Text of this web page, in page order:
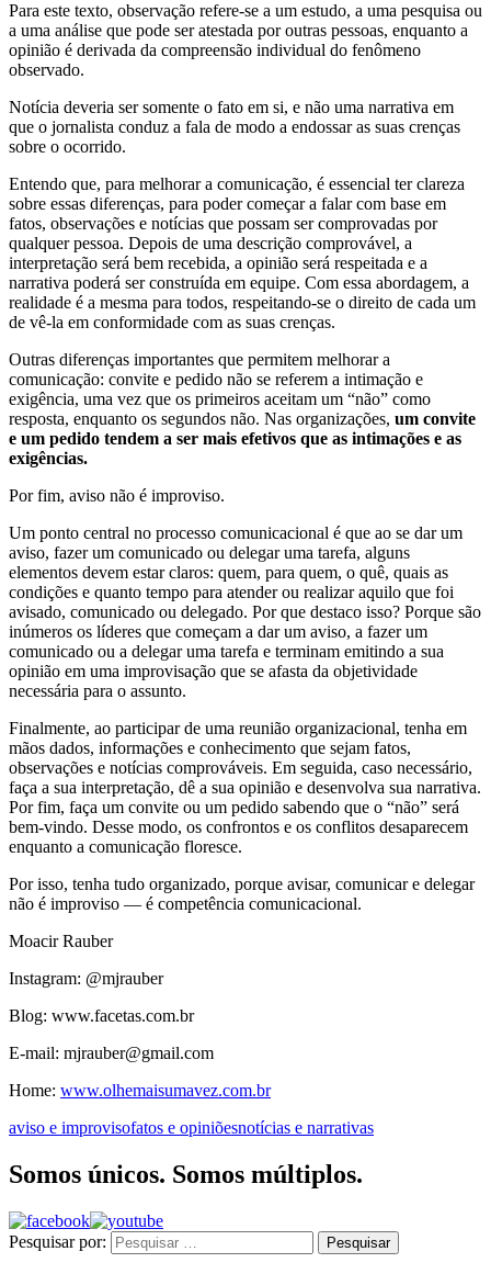
Para este texto, observação refere-se a um estudo, a uma pesquisa ou
a uma análise que pode ser atestada por outras pessoas, enquanto a
opinião é derivada da compreensão individual do fenômeno
observado.
Notícia deveria ser somente o fato em si, e não uma narrativa em
que o jornalista conduz a fala de modo a endossar as suas crenças
sobre o ocorrido.
Entendo que, para melhorar a comunicação, é essencial ter clareza
sobre essas diferenças, para poder começar a falar com base em
fatos, observações e notícias que possam ser comprovadas por
qualquer pessoa. Depois de uma descrição comprovável, a
interpretação será bem recebida, a opinião será respeitada e a
narrativa poderá ser construída em equipe. Com essa abordagem, a
realidade é a mesma para todos, respeitando-se o direito de cada um
de vê-la em conformidade com as suas crenças.
Outras diferenças importantes que permitem melhorar a
comunicação: convite e pedido não se referem a intimação e
exigência, uma vez que os primeiros aceitam um “não” como
resposta, enquanto os segundos não. Nas organizações, um convite
e um pedido tendem a ser mais efetivos que as intimações e as
exigências.
Por fim, aviso não é improviso.
Um ponto central no processo comunicacional é que ao se dar um
aviso, fazer um comunicado ou delegar uma tarefa, alguns
elementos devem estar claros: quem, para quem, o quê, quais as
condições e quanto tempo para atender ou realizar aquilo que foi
avisado, comunicado ou delegado. Por que destaco isso? Porque são
inúmeros os líderes que começam a dar um aviso, a fazer um
comunicado ou a delegar uma tarefa e terminam emitindo a sua
opinião em uma improvisação que se afasta da objetividade
necessária para o assunto.
Finalmente, ao participar de uma reunião organizacional, tenha em
mãos dados, informações e conhecimento que sejam fatos,
observações e notícias comprováveis. Em seguida, caso necessário,
faça a sua interpretação, dê a sua opinião e desenvolva sua narrativa.
Por fim, faça um convite ou um pedido sabendo que o “não” será
bem-vindo. Desse modo, os confrontos e os conflitos desaparecem
enquanto a comunicação floresce.
Por isso, tenha tudo organizado, porque avisar, comunicar e delegar
não é improviso — é competência comunicacional.
Moacir Rauber
Instagram: @mjrauber
Blog: www.facetas.com.br
E-mail: mjrauber@gmail.com
Home: www.olhemaisumavez.com.br
aviso e improvisofatos e opiniõesnotícias e narrativas
Somos únicos. Somos múltiplos.
Pesquisar por: